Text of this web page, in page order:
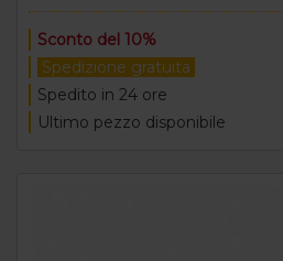
Sconto del 10%
Spedizione gratuita
Spedito in 24 ore
Ultimo pezzo disponibile